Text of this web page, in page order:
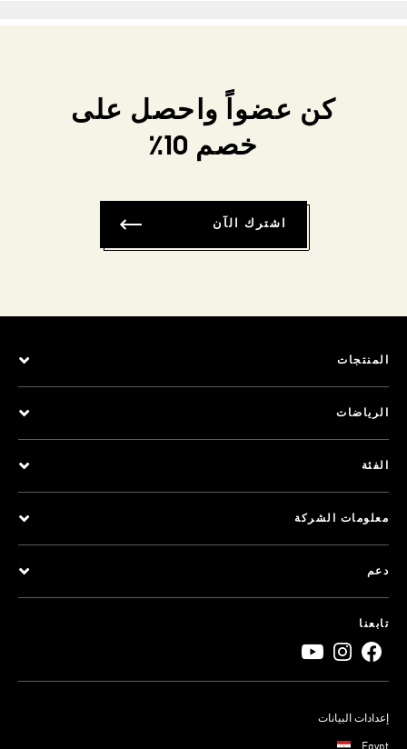
كن عضواً واحصل على
خصم 10٪
اشترك الآن
المنتجات
الرياضات
الفئة
معلومات الشركة
دعم
تابعنا
إعدادات البيانات